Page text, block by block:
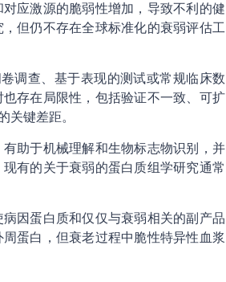
应激源的脆弱性增加，导致不利的健
但仍不存在全球标准化的衰弱评估工
调查、基于表现的测试或常规临床数
存在局限性，包括验证不一致、可扩
关键差距。
助于机械理解和生物标志物识别，并
有的关于衰弱的蛋白质组学研究通常
因蛋白质和仅仅与衰弱相关的副产品
蛋白，但衰老过程中脆性特异性血浆